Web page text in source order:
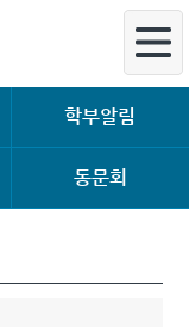
학부알림
동문회